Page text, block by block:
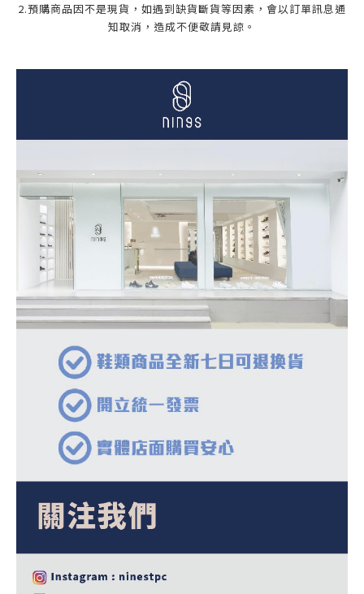
2.預購商品因不是現貨，如遇到缺貨斷貨等因素，會以訂單訊息通
知取消，造成不便敬請見諒。